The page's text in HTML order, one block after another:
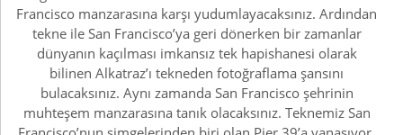
Francisco manzarasına karşı yudumlayacaksınız. Ardından
tekne ile San Francisco’ya geri dönerken bir zamanlar
dünyanın kaçılması imkansız tek hapishanesi olarak
bilinen Alkatraz’ı tekneden fotoğraflama şansını
bulacaksınız. Aynı zamanda San Francisco şehrinin
muhteşem manzarasına tanık olacaksınız. Teknemiz San